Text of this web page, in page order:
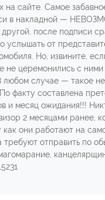
сайте. Самое
в накладной —
после подписи
от
Но, извините,
церемонились с ними
любом случае — такое
факту составлена
и месяц ожидания!!!
2 месяцами ранее,
как они работают на
отправить по